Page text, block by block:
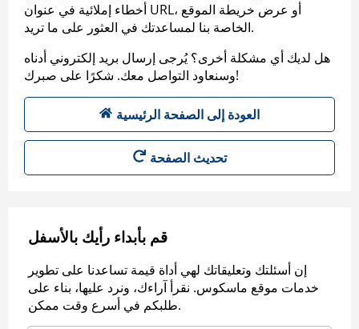
أخطاء إملائية في عنوان URL، أو عرض خريطة الموقع
الخاصة بنا لمساعدتك في العثور على ما تريد.
هل لديك أي مشكلة أخرى؟ يُرجى إرسال بريد إلكتروني أدناه
وسنعاود التواصل معك. شكرًا على صبرك!
العودة إلى الصفحة الرئيسية
تحديث الصفحة
قم بأبداء رأيك بالأسفل
إن أسئلتك وتعليقاتك لهي أداة قيمة تساعدنا على تطوير
خدمات موقع ماسكوس. نقرأ آراءك، ونرد عليها، بناء على
طلبكم في أسرع وقت ممكن.